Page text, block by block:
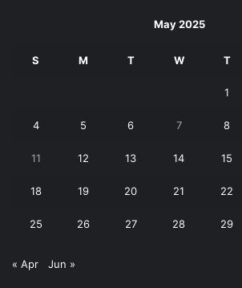
May 2025
S M T W T
1
4 5 6 7 8
11 12 13 14 15
18 19 20 21 22
25 26 27 28 29
« Apr Jun »